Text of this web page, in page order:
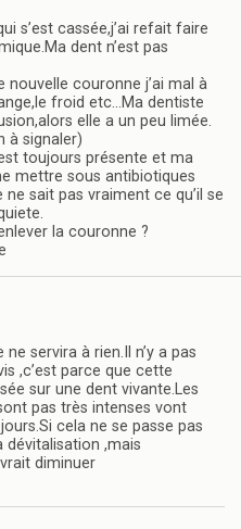
s’est cassée,j’ai refait faire
dent n’est pas
nouvelle couronne j’ai mal à
froid etc…Ma dentiste
elle a un peu limée.
à signaler)
toujours présente et ma
mettre sous antibiotiques
sait pas vraiment ce qu’il se
la couronne ?
ne servira à rien.Il n’y a pas
,c’est parce que cette
sur une dent vivante.Les
pas très intenses vont
cela ne se passe pas
dévitalisation ,mais
diminuer